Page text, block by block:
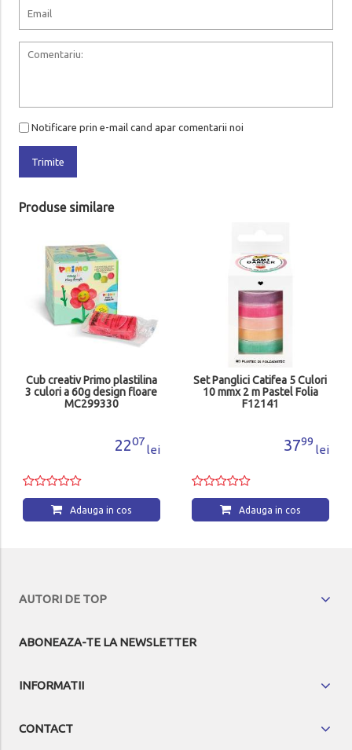
Notificare prin e-mail cand apar comentarii noi
Trimite
Produse similare
Set Panglici Catifea 5 Culori
10 mmx 2 m Pastel Folia
F12141
37
Adauga in cos
120409
Adauga in cos
AUTORI DE TOP
ABONEAZA-TE LA NEWSLETTER
INFORMATII
CONTACT